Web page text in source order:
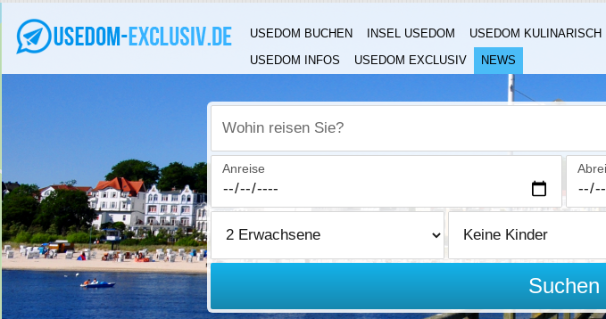
USEDOM BUCHEN INSEL USEDOM USEDOM KULINARISCH
USEDOM INFOS
USEDOM EXCLUSIV NEWS
Wohin reisen Sie?
Anreise
Suchen